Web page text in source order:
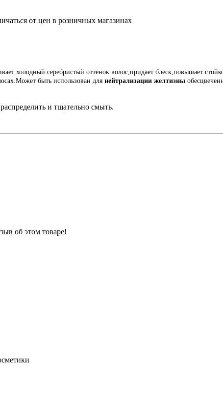
от цен в розничных магазинах
холодный серебристый оттенок волос,придает блеск,повышает
быть использован для нейтрализации желтизны
и тщательно смыть.
об этом товаре!